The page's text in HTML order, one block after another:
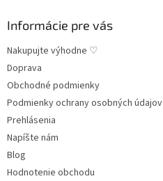
Informácie pre vás
Nakupujte výhodne ♡
Doprava
Obchodné podmienky
Podmienky ochrany osobných údajov
Prehlásenia
Napíšte nám
Blog
Hodnotenie obchodu